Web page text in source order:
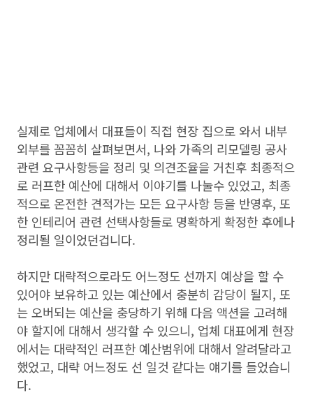
실제로 업체에서 대표들이 직접 현장 집으로 와서 내부
외부를 꼼꼼히 살펴보면서, 나와 가족의 리모델링 공사
관련 요구사항등을 정리 및 의견조율을 거친후 최종적으
로 러프한 예산에 대해서 이야기를 나눌수 있었고, 최종
적으로 온전한 견적가는 모든 요구사항 등을 반영후, 또
한 인테리어 관련 선택사항들로 명확하게 확정한 후에나
정리될 일이었던겁니다.
하지만 대략적으로라도 어느정도 선까지 예상을 할 수
있어야 보유하고 있는 예산에서 충분히 감당이 될지, 또
는 오버되는 예산을 충당하기 위해 다음 액션을 고려해
야 할지에 대해서 생각할 수 있으니, 업체 대표에게 현장
에서는 대략적인 러프한 예산범위에 대해서 알려달라고
했었고, 대략 어느정도 선 일것 같다는 얘기를 들었습니
다.